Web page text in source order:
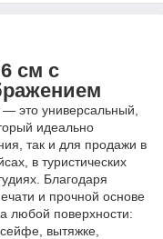
см с
это универсальный,
идеально
так и для продажи в
в туристических
Благодаря
и прочной основе
любой поверхности:
вытяжке,